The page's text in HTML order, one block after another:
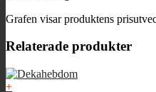
Grafen visar produktens
Relaterade produkter
+